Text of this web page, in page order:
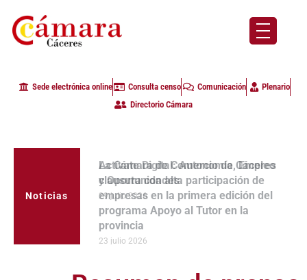
Sede electrónica online Consulta censo Comunicación
Plenario
Directorio Cámara
La Cámara de Comercio de Cáceres
clausura con alta participación de
empresas en la primera edición del
programa Apoyo al Tutor en la
provincia
23 julio 2026